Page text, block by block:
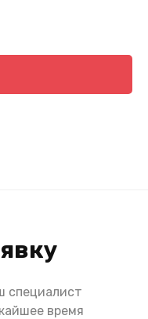
специалист
время